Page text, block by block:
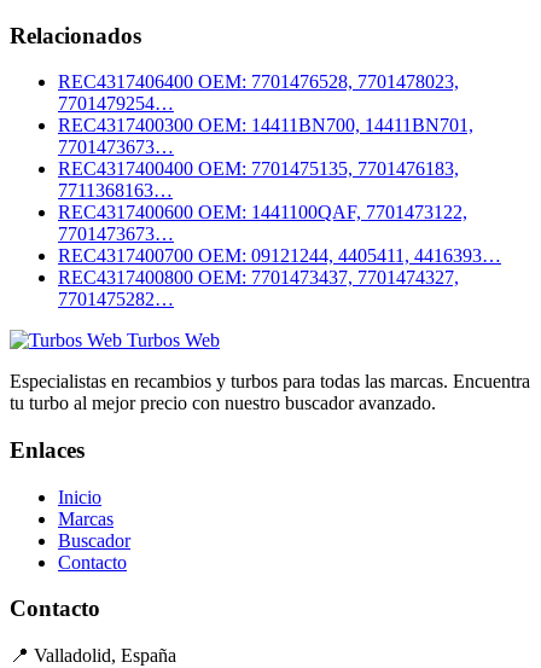
Relacionados
REC4317406400 OEM: 7701476528, 7701478023,
7701479254…
REC4317400300 OEM: 14411BN700, 14411BN701,
7701473673…
REC4317400400 OEM: 7701475135, 7701476183,
7711368163…
REC4317400600 OEM: 1441100QAF, 7701473122,
7701473673…
REC4317400700 OEM: 09121244, 4405411, 4416393…
REC4317400800 OEM: 7701473437, 7701474327,
7701475282…
Turbos Web
Especialistas en recambios y turbos para todas las marcas. Encuentra
tu turbo al mejor precio con nuestro buscador avanzado.
Enlaces
Inicio
Marcas
Buscador
Contacto
Contacto
📍 Valladolid, España